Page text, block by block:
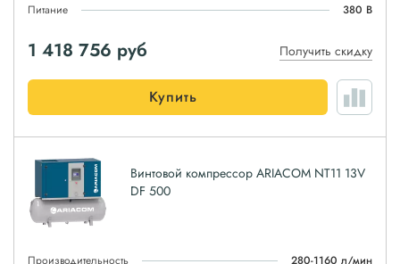
Питание
380 В
1 418 756 руб Получить скидку
Купить
Винтовой компрессор ARIACOM NT11 13V
DF 500
Производительность 280-1160 л/мин